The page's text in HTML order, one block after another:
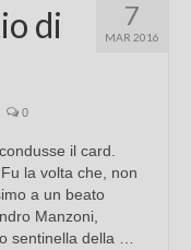
7
MAR 2016
di
0
il card.
la volta che, non
a un beato
Manzoni,
sentinella della …